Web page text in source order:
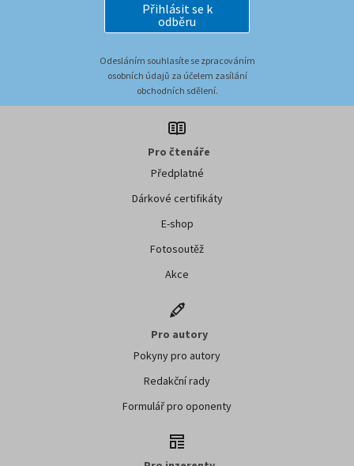
Přihlásit se k
odběru
Odesláním souhlasíte se zpracováním
osobních údajů za účelem zasílání
obchodních sdělení.
Pro čtenáře
Předplatné
Dárkové certifikáty
E-shop
Fotosoutěž
Akce
Pro autory
Pokyny pro autory
Redakční rady
Formulář pro oponenty